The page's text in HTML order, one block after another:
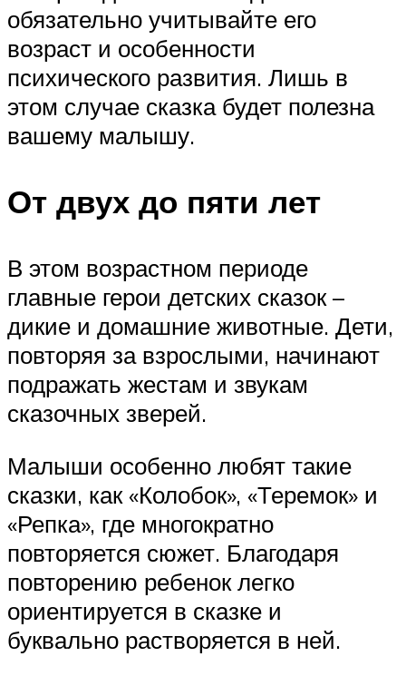
обязательно учитывайте его
возраст и особенности
психического развития. Лишь в
этом случае сказка будет полезна
вашему малышу.
От двух до пяти лет
В этом возрастном периоде
главные герои детских сказок –
дикие и домашние животные. Дети,
повторяя за взрослыми, начинают
подражать жестам и звукам
сказочных зверей.
Малыши особенно любят такие
сказки, как «Колобок», «Теремок» и
«Репка», где многократно
повторяется сюжет. Благодаря
повторению ребенок легко
ориентируется в сказке и
буквально растворяется в ней.